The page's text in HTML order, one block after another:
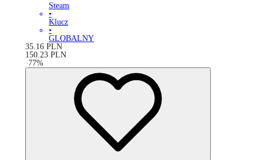
Steam
•
Klucz
•
GLOBALNY
35.16 PLN
150.23 PLN
-77%